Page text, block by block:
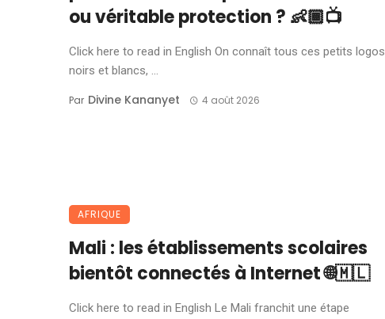
ou véritable protection ? 👶🏾📺
Click here to read in English On connaît tous ces petits logos
noirs et blancs, ...
Par Divine Kananyet 4 août 2026
AFRIQUE
Mali : les établissements scolaires
bientôt connectés à Internet 🌐🇲🇱
Click here to read in English Le Mali franchit une étape